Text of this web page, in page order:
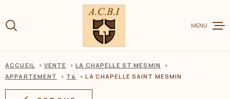
lamenu
contenu
VENTE
MENU
ACCUEIL VENTE
LA CHAPELLE ST MESMIN
APPARTEMENT
T4 LA CHAPELLE SAINT MESMIN